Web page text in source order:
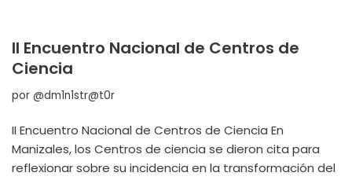
II Encuentro Nacional de Centros de
Ciencia
por @dm1n1str@t0r
II Encuentro Nacional de Centros de Ciencia En
Manizales, los Centros de ciencia se dieron cita para
reflexionar sobre su incidencia en la transformación del